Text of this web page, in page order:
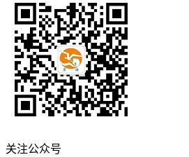
关注公众号